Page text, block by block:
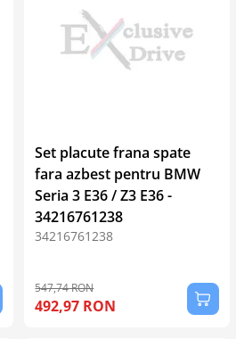
Set placute frana spate
fara azbest pentru BMW
Seria 3 E36 / Z3 E36 -
34216761238
34216761238
547,74 RON
492,97 RON